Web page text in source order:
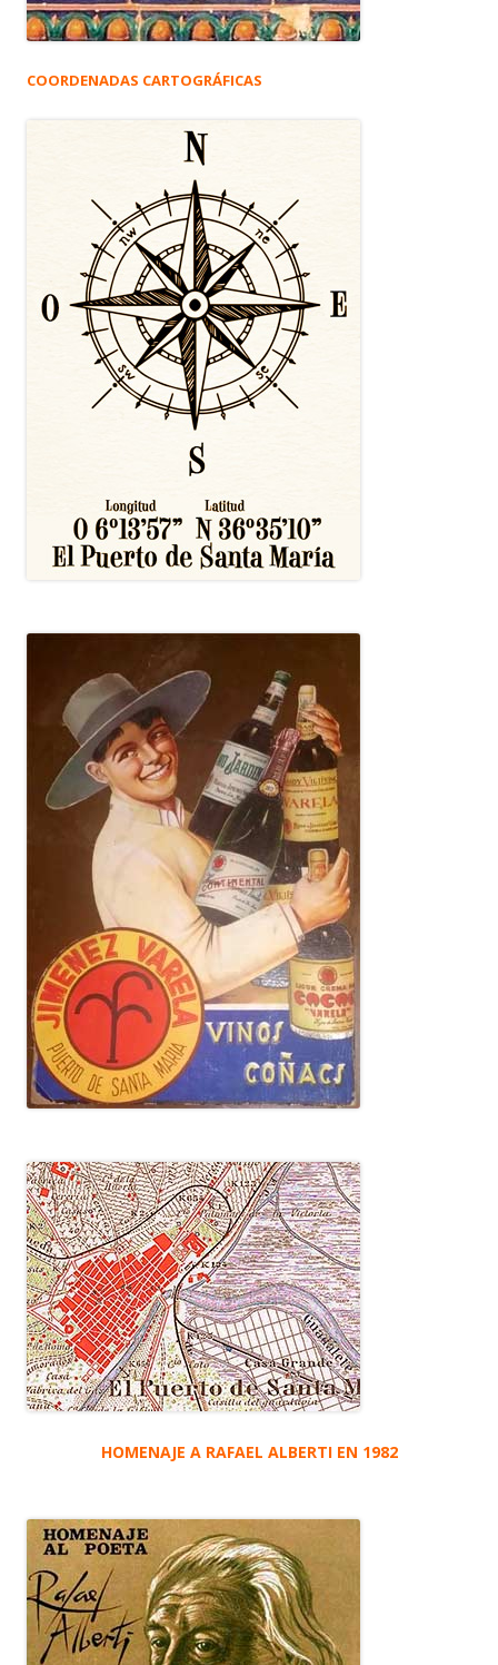
COORDENADAS CARTOGRÁFICAS
HOMENAJE A RAFAEL ALBERTI EN 1982